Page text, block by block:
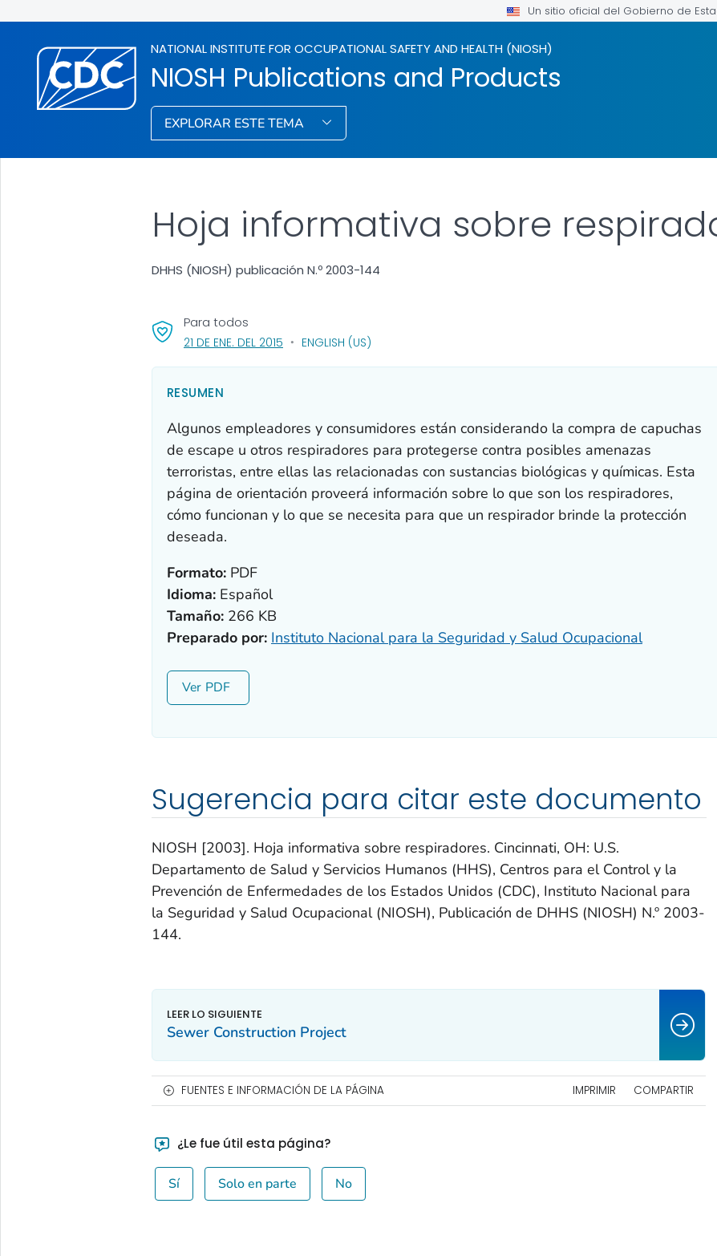
Un sitio oficial del Gobierno de
NATIONAL INSTITUTE FOR OCCUPATIONAL SAFETY AND HEALTH (NIOSH)
NIOSH Publications and Products
EXPLORAR ESTE TEMA
Hoja informativa sobre
DHHS (NIOSH) publicación N.º 2003-144
Para todos
21 DE ENE. DEL 2015, VISIT LINK FOR DETAILS.
ENGLISH (US)
RESUMEN
Algunos empleadores y consumidores están considerando la compra de capuchas
de escape u otros respiradores para protegerse contra posibles amenazas
terroristas, entre ellas las relacionadas con sustancias biológicas y químicas. Esta
página de orientación proveerá información sobre lo que son los respiradores,
cómo funcionan y lo que se necesita para que un respirador brinde la protección
deseada.
Formato:PDF
Idioma:Español
Tamaño:266 KB
Preparado por: Instituto Nacional para la Seguridad y Salud Ocupacional
Ver
Sugerencia para citar este documento
NIOSH [2003]. Hoja informativa sobre respiradores. Cincinnati, OH: U.S.
Departamento de Salud y Servicios Humanos (HHS), Centros para el Control y la
Prevención de Enfermedades de los Estados Unidos (CDC), Instituto Nacional para
la Seguridad y Salud Ocupacional (NIOSH), Publicación de DHHS (NIOSH) N.º 2003-
144.
Sewer Construction Project
FUENTES E INFORMACIÓN DE LA PÁGINA IMPRIMIR COMPARTIR
¿Le fue útil esta página?
Sí Solo en parte No